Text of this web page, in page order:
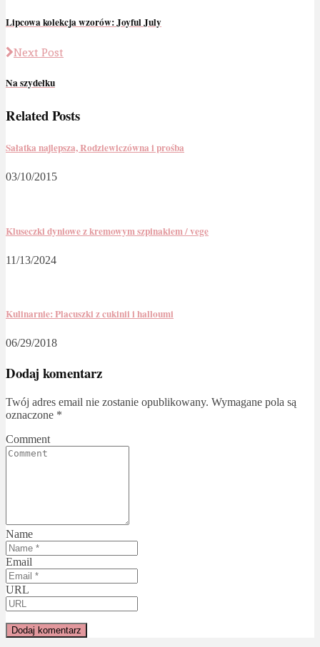
Lipcowa kolekcja wzorów: Joyful July
Next Post
Na szydełku
Related Posts
Sałatka najlepsza, Rodziewiczówna i prośba
03/10/2015
Kluseczki dyniowe z kremowym szpinakiem / vege
11/13/2024
Kulinarnie: Placuszki z cukinii i halloumi
06/29/2018
Dodaj komentarz
Twój adres email nie zostanie opublikowany. Wymagane pola są
oznaczone *
Comment
Name
Email
URL